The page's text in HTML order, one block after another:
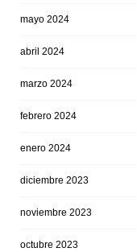
mayo 2024
abril 2024
marzo 2024
febrero 2024
enero 2024
diciembre 2023
noviembre 2023
octubre 2023